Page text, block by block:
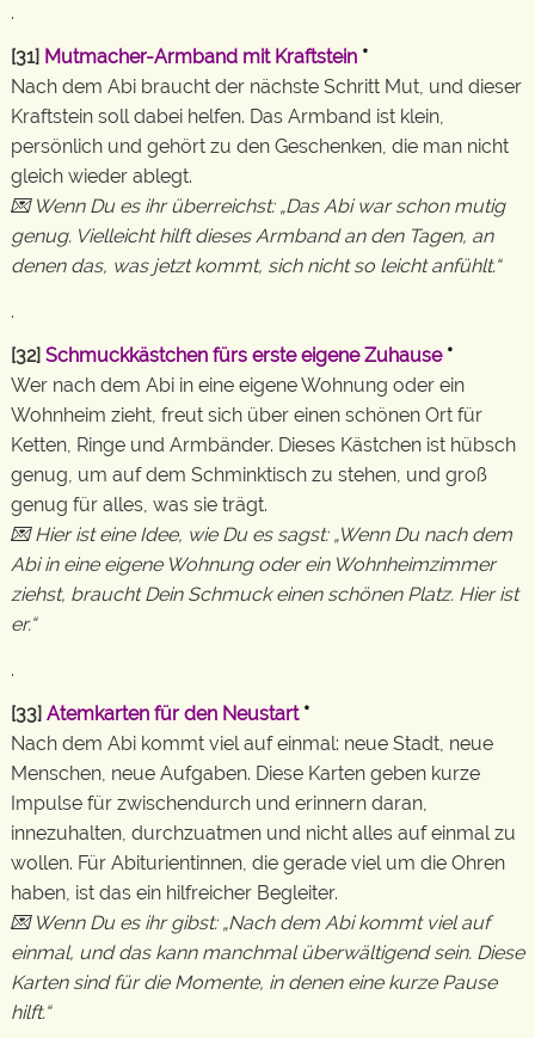
.
[31] Mutmacher-Armband mit Kraftstein *
Nach dem Abi braucht der nächste Schritt Mut, und dieser
Kraftstein soll dabei helfen. Das Armband ist klein,
persönlich und gehört zu den Geschenken, die man nicht
gleich wieder ablegt.
💌 Wenn Du es ihr überreichst: „Das Abi war schon mutig
genug. Vielleicht hilft dieses Armband an den Tagen, an
denen das, was jetzt kommt, sich nicht so leicht anfühlt.“
.
[32] Schmuckkästchen fürs erste eigene Zuhause *
Wer nach dem Abi in eine eigene Wohnung oder ein
Wohnheim zieht, freut sich über einen schönen Ort für
Ketten, Ringe und Armbänder. Dieses Kästchen ist hübsch
genug, um auf dem Schminktisch zu stehen, und groß
genug für alles, was sie trägt.
💌 Hier ist eine Idee, wie Du es sagst: „Wenn Du nach dem
Abi in eine eigene Wohnung oder ein Wohnheimzimmer
ziehst, braucht Dein Schmuck einen schönen Platz. Hier ist
er.“
.
[33] Atemkarten für den Neustart *
Nach dem Abi kommt viel auf einmal: neue Stadt, neue
Menschen, neue Aufgaben. Diese Karten geben kurze
Impulse für zwischendurch und erinnern daran,
innezuhalten, durchzuatmen und nicht alles auf einmal zu
wollen. Für Abiturientinnen, die gerade viel um die Ohren
haben, ist das ein hilfreicher Begleiter.
💌 Wenn Du es ihr gibst: „Nach dem Abi kommt viel auf
einmal, und das kann manchmal überwältigend sein. Diese
Karten sind für die Momente, in denen eine kurze Pause
hilft.“